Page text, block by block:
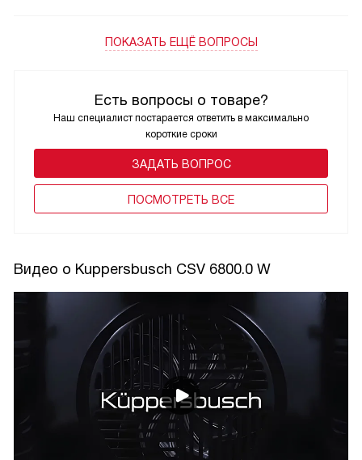
Есть вопросы о товаре?
Наш специалист постарается ответить в максимально
короткие сроки
ЗАДАТЬ ВОПРОС
ПОCМОТРЕТЬ ВСЕ
ПОКАЗАТЬ ЕЩЁ ВОПРОСЫ
Видео о Kuppersbusch CSV 6800.0 W